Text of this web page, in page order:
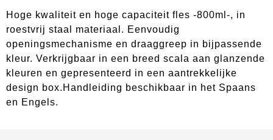
Hoge kwaliteit en hoge capaciteit fles -800ml-, in
roestvrij staal materiaal. Eenvoudig
openingsmechanisme en draaggreep in bijpassende
kleur. Verkrijgbaar in een breed scala aan glanzende
kleuren en gepresenteerd in een aantrekkelijke
design box.Handleiding beschikbaar in het Spaans
en Engels.